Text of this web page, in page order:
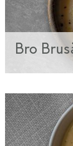
Bro